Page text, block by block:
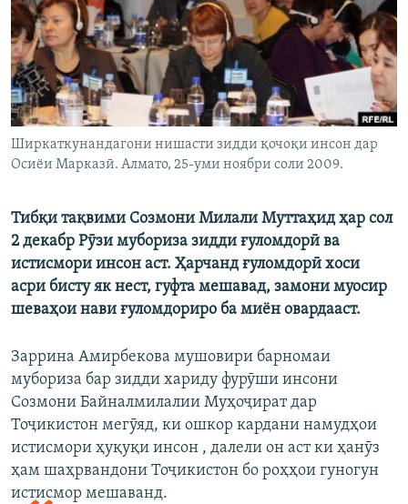
ГУЗОРИШҲОИ РАДИОӢ
Русский
ПАЙГИРӢ КУНЕД
Ҳамаи сомонаҳои RFE/RL
Ширкаткунандагони нишасти зидди қочоқи инсон дар
Осиёи Марказӣ. Алмато, 25-уми ноябри соли 2009.
Тибқи тақвими Созмони Милали Муттаҳид ҳар сол
2 декабр Рӯзи мубориза зидди ғуломдорӣ ва
истисмори инсон аст. Ҳарчанд ғуломдорӣ хоси
асри бисту як нест, гуфта мешавад, замони муосир
шеваҳои нави ғуломдориро ба миён овардааст.
Заррина Амирбекова мушовири барномаи
мубориза бар зидди хариду фурӯши инсони
Созмони Байналмилалии Муҳоҷират дар
Тоҷикистон мегӯяд, ки ошкор кардани намудҳои
истисмори ҳуқуқи инсон , далели он аст ки ҳанӯз
ҳам шаҳрвандони Тоҷикистон бо роҳҳои гуногун
истисмор мешаванд.